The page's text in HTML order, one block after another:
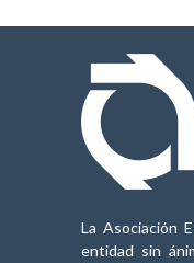
La Asociación
entidad sin